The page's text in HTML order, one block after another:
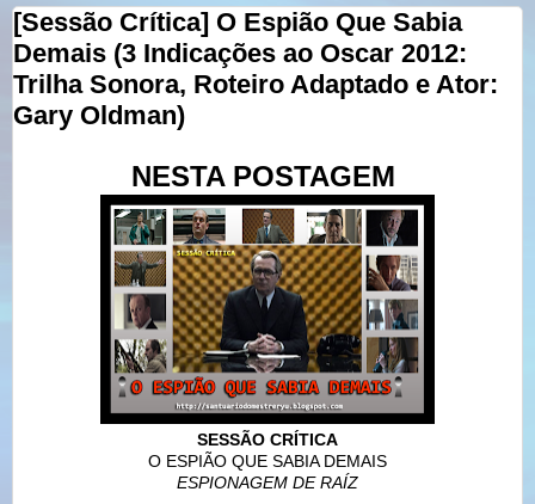
[Sessão Crítica] O Espião Que Sabia
Demais (3 Indicações ao Oscar 2012:
Trilha Sonora, Roteiro Adaptado e Ator:
Gary Oldman)
NESTA POSTAGEM
SESSÃO CRÍTICA
O ESPIÃO QUE SABIA DEMAIS
ESPIONAGEM DE RAÍZ